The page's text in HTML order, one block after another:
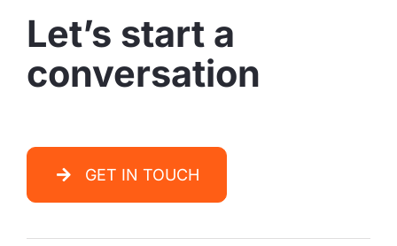
Let’s start a
conversation
GET IN TOUCH